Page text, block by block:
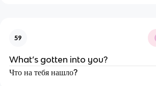
59
What’s gotten into you?
Что на тебя нашло?